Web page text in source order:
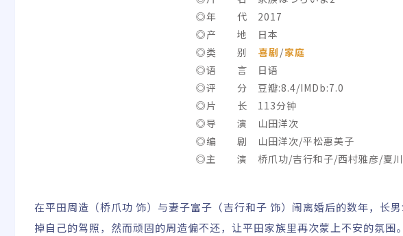
◎年 代 2017
◎产 地 日本
◎类 别 喜剧 /家庭
◎语 言 日语
◎评 分 豆瓣:8.4/IMDb:7.0
◎片 长 113分钟
◎导 演 山田洋次
◎编 剧 山田洋次/平松惠美子
◎主 演 桥爪功/吉行和子/西村雅彦/夏川
在平田周造（桥爪功 饰）与妻子富子（吉行和子 饰）闹离婚后的数年，长
掉自己的驾照，然而顽固的周造偏不还，让平田家族里再次蒙上不安的氛